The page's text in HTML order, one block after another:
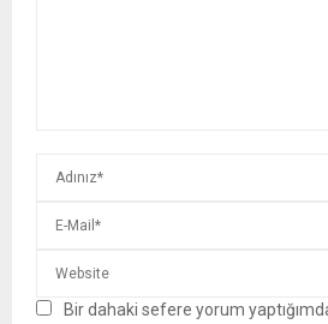
Bir dahaki sefere yorum